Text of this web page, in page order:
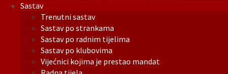
Sastav
Trenutni sastav
Sastav po strankama
Sastav po radnim tijelima
Sastav po klubovima
Vijećnici kojima je prestao mandat